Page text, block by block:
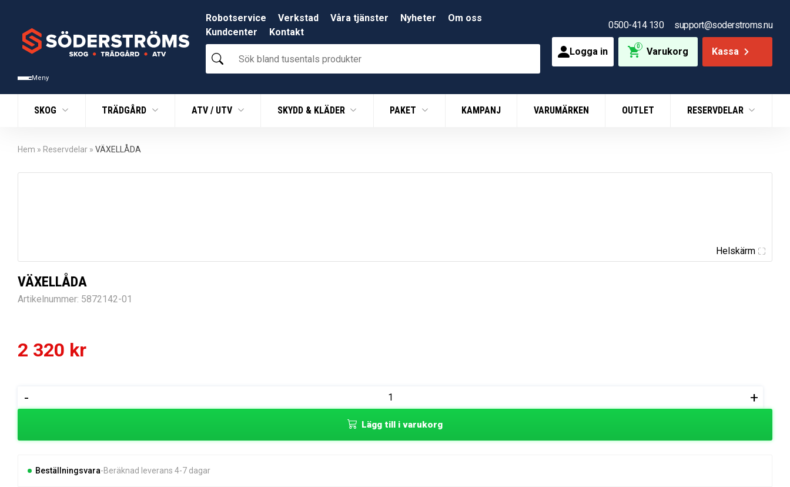
Meny
Robotservice Verkstad Våra tjänster Nyheter
Om oss
Kundcenter
Kontakt
Sök
bland
produkter
0500-414 130 support@soderstroms.nu
Logga in 0 Varukorg Kassa
SKOG TRÄDGÅRD ATV / UTV SKYDD & KLÄDER PAKET KAMPANJ VARUMÄRKEN OUTLET RESERVDELAR
Hem » Reservdelar » VÄXELLÅDA
Helskärm
VÄXELLÅDA
Artikelnummer: 5872142-01
2 320 kr
-
mängd
+
Lägg till i varukorg
Beställningsvara Beräknad leverans 4-7 dagar